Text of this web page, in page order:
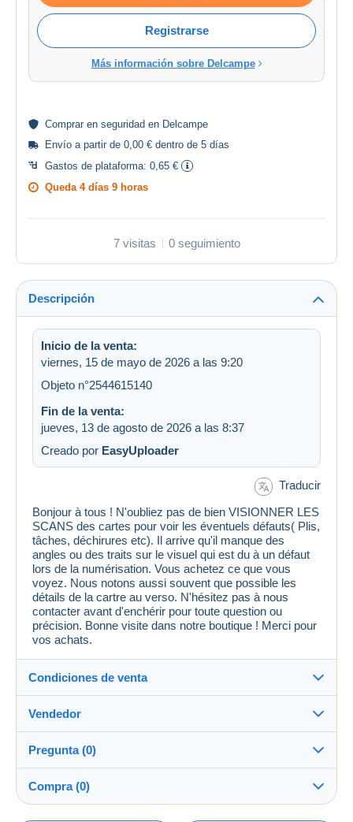
Registrarse
Más información sobre Delcampe
Comprar en seguridad en Delcampe
Envío a partir de 0,00 € dentro de 5 días
Gastos de plataforma: 0,65 €
Queda 4 días 9 horas
7 visitas 0 seguimiento
Descripción
Inicio de la venta:
viernes, 15 de mayo de 2026 a las 9:20
Objeto n°2544615140
Fin de la venta:
jueves, 13 de agosto de 2026 a las 8:37
Creado por EasyUploader
Traducir
Bonjour à tous ! N'oubliez pas de bien VISIONNER LES
SCANS des cartes pour voir les éventuels défauts( Plis,
tâches, déchirures etc). Il arrive qu'il manque des
angles ou des traits sur le visuel qui est du à un défaut
lors de la numérisation. Vous achetez ce que vous
voyez. Nous notons aussi souvent que possible les
détails de la cartre au verso. N'hésitez pas à nous
contacter avant d'enchérir pour toute question ou
précision. Bonne visite dans notre boutique ! Merci pour
vos achats.
Condiciones de venta
Envío tras el pago dentro de los 5 días
Vendedor
MondialCollection100%(36168x)
PRO
Tienda
Pregunta (0)
Compra (0)